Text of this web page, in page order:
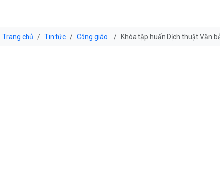
Trang chủ Tin tức Công giáo Khóa tập huấn Dịch thuật Văn